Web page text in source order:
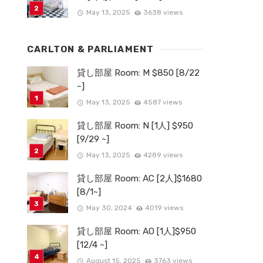
May 13, 2025 3638 views
CARLTON & PARLIAMENT
貸し部屋 Room: M $850 [8/22
~]
May 13, 2025 4587 views
貸し部屋 Room: N [1人] $950
[9/29 ~]
May 13, 2025 4289 views
貸し部屋 Room: AC [2人]$1680
[8/1~]
May 30, 2024 4019 views
貸し部屋 Room: AO [1人]$950
[12/4 ~]
August 15, 2025 3763 views